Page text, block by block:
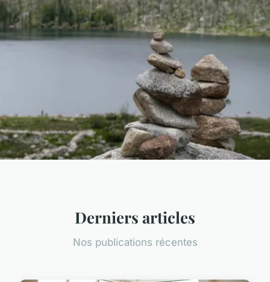
Derniers articles
Nos publications récentes